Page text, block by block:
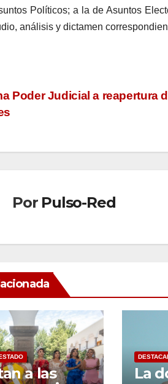
Políticos; a la de Asuntos
análisis y dictamen
Poder Judicial a reapertura
Por Pulso-Red
ESTADO
a las
La